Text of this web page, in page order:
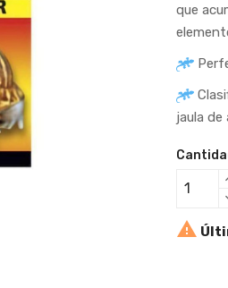
que
jaula de
